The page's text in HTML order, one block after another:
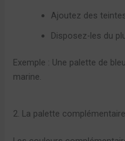
Ajoutez des
Disposez-les du
Exemple : Une palette de
marine.
2. La palette complémentaire